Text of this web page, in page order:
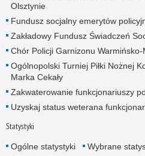
Olsztynie
Fundusz socjalny emerytów
Zakładowy Fundusz Świadczeń
Chór Policji Garnizonu
Ogólnopolski Turniej Piłki Nożnej
Marka Cekały
Zakwaterowanie funkcjonariuszy
Uzyskaj status weterana
Statystyki
Ogólne statystyki Wybrane